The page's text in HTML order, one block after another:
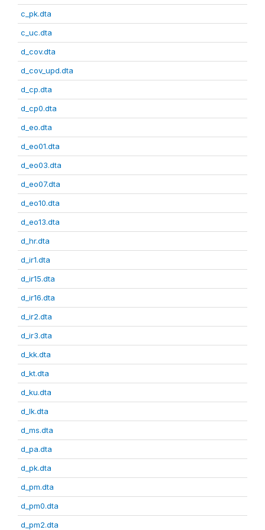
c_pk.dta
c_uc.dta
d_cov.dta
d_cov_upd.dta
d_cp.dta
d_cp0.dta
d_eo.dta
d_eo01.dta
d_eo03.dta
d_eo07.dta
d_eo10.dta
d_eo13.dta
d_hr.dta
d_ir1.dta
d_ir15.dta
d_ir16.dta
d_ir2.dta
d_ir3.dta
d_kk.dta
d_kt.dta
d_ku.dta
d_lk.dta
d_ms.dta
d_pa.dta
d_pk.dta
d_pm.dta
d_pm0.dta
d_pm2.dta